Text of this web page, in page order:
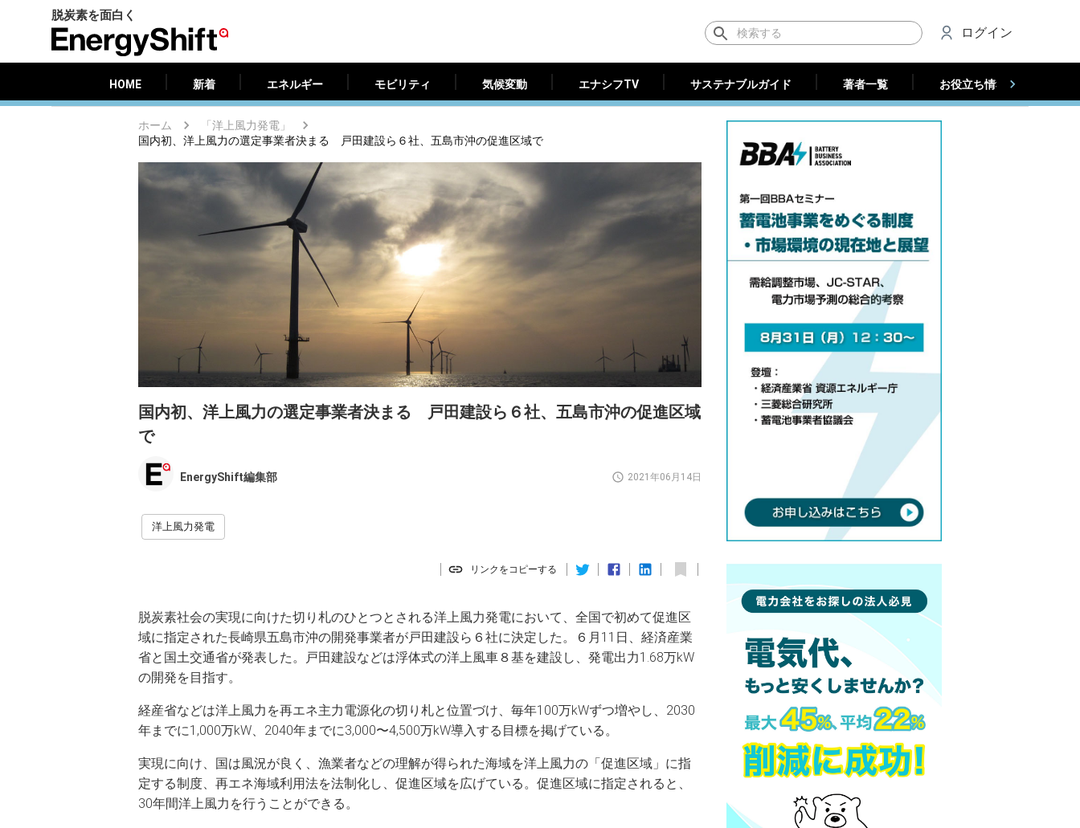
脱炭素を面白く
ジ
ー
フ
ト）
ログイン
HOME 新着 エネルギー モビリティ 気候変動 エナシフTV サステナブルガイド 著者一覧 お役立ち情報（法人）
HOME サステナブルガイド 著者一覧
ホーム 「洋上風力発電」
国内初、洋上風力の選定事業者決まる 戸田建設ら６社、五島市沖の促進区域で
国内初、洋上風力の選定事業者決まる 戸田建設ら６社、五島市沖の促進区域
で
EnergyShift編集部 2021年06月14日
洋上風力発電
リンクをコピーする
脱炭素社会の実現に向けた切り札のひとつとされる洋上風力発電において、全国で初めて促進区
域に指定された長崎県五島市沖の開発事業者が戸田建設ら６社に決定した。６月11日、経済産業
省と国土交通省が発表した。戸田建設などは浮体式の洋上風車８基を建設し、発電出力1.68万kW
の開発を目指す。
経産省などは洋上風力を再エネ主力電源化の切り札と位置づけ、毎年100万kWずつ増やし、2030
年までに1,000万kW、2040年までに3,000〜4,500万kW導入する目標を掲げている。
実現に向け、国は風況が良く、漁業者などの理解が得られた海域を洋上風力の「促進区域」に指
定する制度、再エネ海域利用法を法制化し、促進区域を広げている。促進区域に指定されると、
30年間洋上風力を行うことができる。